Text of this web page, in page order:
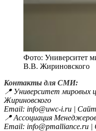
Фото: Университет
В.В. Жириновского
Контакты для СМИ:
📍 Университет мировых
Жириновского
Email: info@uwc-i.ru |
📍 Ассоциация
Email: info@pmalliance.ru |